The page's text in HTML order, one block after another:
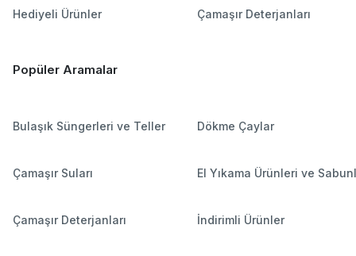
Hediyeli Ürünler Çamaşır Deterjanları
Popüler Aramalar
Bulaşık Süngerleri ve Teller Dökme Çaylar
Çamaşır Suları El Yıkama Ürünleri ve
Çamaşır Deterjanları İndirimli Ürünler